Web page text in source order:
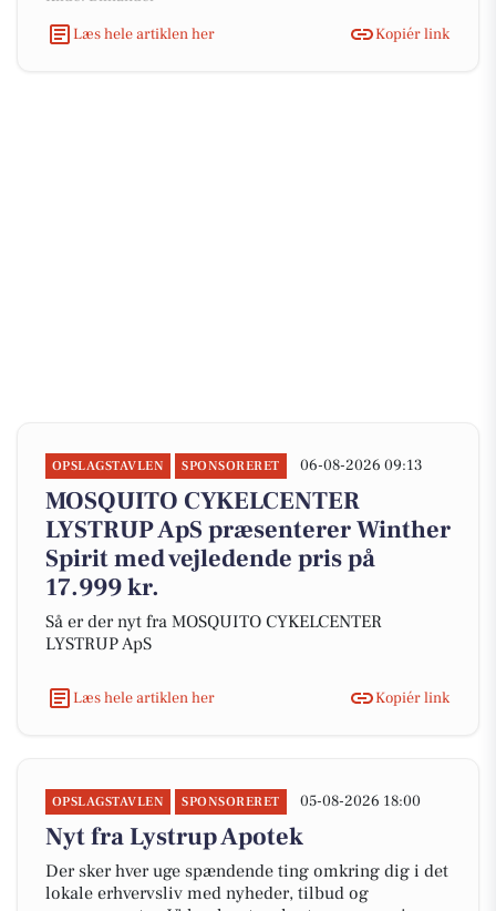
Læs hele artiklen her
Kopiér link
OPSLAGSTAVLEN SPONSORERET 06-08-2026 09:13
MOSQUITO CYKELCENTER
LYSTRUP ApS præsenterer Winther
Spirit med vejledende pris på
17.999 kr.
Så er der nyt fra MOSQUITO CYKELCENTER
LYSTRUP ApS
Læs hele artiklen her Kopiér link
OPSLAGSTAVLEN SPONSORERET 05-08-2026 18:00
Nyt fra Lystrup Apotek
Der sker hver uge spændende ting omkring dig i det
lokale erhvervsliv med nyheder, tilbud og